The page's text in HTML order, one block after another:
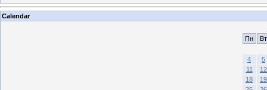
Calendar
Пн
Вт
4
5
11
12
18
19